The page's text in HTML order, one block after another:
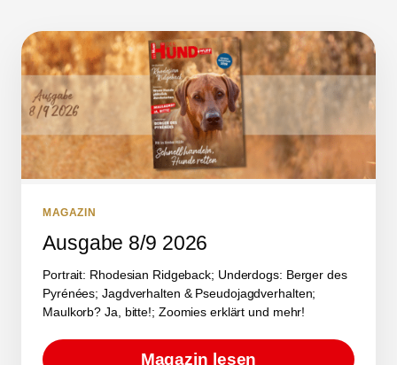
MAGAZIN
Ausgabe 8/9 2026
Portrait: Rhodesian Ridgeback; Underdogs: Berger des
Pyrénées; Jagdverhalten & Pseudojagdverhalten;
Maulkorb? Ja, bitte!; Zoomies erklärt und mehr!
Magazin lesen